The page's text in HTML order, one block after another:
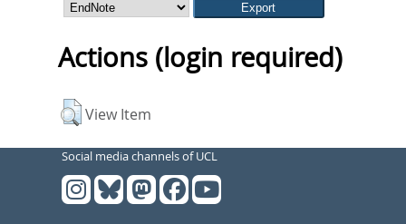
Actions (login required)
View Item
Social media channels of UCL